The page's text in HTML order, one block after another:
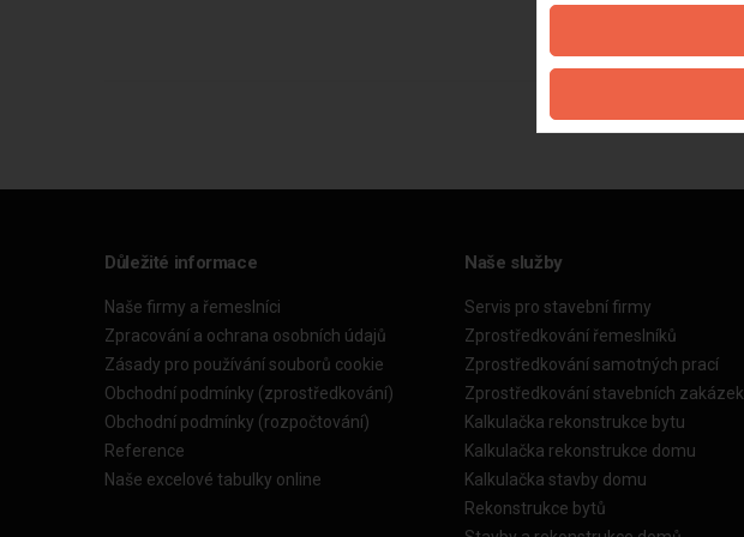
Důležité informace
Naše firmy a řemeslníci
Zpracování a ochrana osobních údajů
Zásady pro používání souborů cookie
Obchodní podmínky (zprostředkování)
Obchodní podmínky (rozpočtování)
Reference
Naše excelové tabulky online
Naše služby
Servis pro stavební firmy
Zprostředkování řemeslníků
Zprostředkování samotných prací
Zprostředkování stavebních zakázek
Kalkulačka rekonstrukce bytu
Kalkulačka rekonstrukce domu
Kalkulačka stavby domu
Rekonstrukce bytů